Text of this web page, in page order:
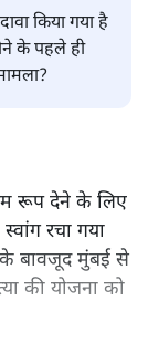
किया गया है
के पहले ही
रूप देने के लिए
रचा गया
के बावजूद मुंबई से
की योजना को